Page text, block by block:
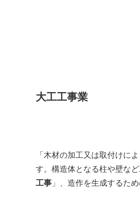
大工工事業
「木材の加工又は取付けに
す。構造体となる柱や壁な
工事 」、造作を生成するた